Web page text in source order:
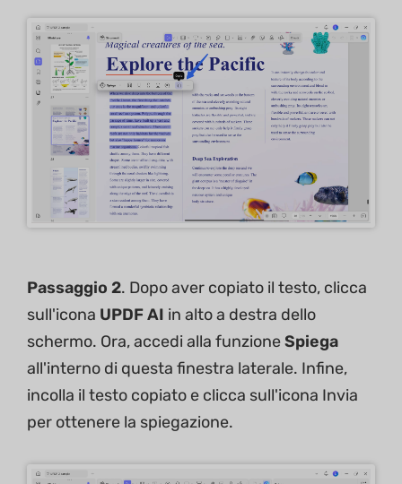
Passaggio 2. Dopo aver copiato il testo, clicca
sull'icona UPDF AI in alto a destra dello
schermo. Ora, accedi alla funzioneSpiega
all'interno di questa finestra laterale. Infine,
incolla il testo copiato e clicca sull'icona Invia
per ottenere la spiegazione.